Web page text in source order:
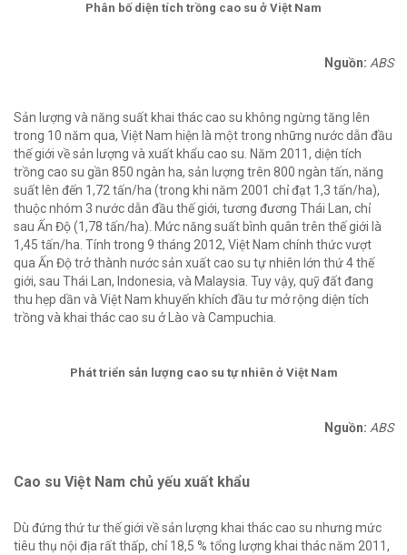
Phân bố diện tích trồng cao su ở Việt Nam
Nguồn: ABS
Sản lượng và năng suất khai thác cao su không ngừng tăng lên
trong 10 năm qua, Việt Nam hiện là một trong những nước dẫn đầu
thế giới về sản lượng và xuất khẩu cao su. Năm 2011, diện tích
trồng cao su gần 850 ngàn ha, sản lượng trên 800 ngàn tấn, năng
suất lên đến 1,72 tấn/ha (trong khi năm 2001 chỉ đạt 1,3 tấn/ha),
thuộc nhóm 3 nước dẫn đầu thế giới, tương đương Thái Lan, chỉ
sau Ấn Độ (1,78 tấn/ha). Mức năng suất bình quân trên thế giới là
1,45 tấn/ha. Tính trong 9 tháng 2012, Việt Nam chính thức vượt
qua Ấn Độ trở thành nước sản xuất cao su tự nhiên lớn thứ 4 thế
giới, sau Thái Lan, Indonesia, và Malaysia. Tuy vậy, quỹ đất đang
thu hẹp dần và Việt Nam khuyến khích đầu tư mở rộng diện tích
trồng và khai thác cao su ở Lào và Campuchia.
Phát triển sản lượng cao su tự nhiên ở Việt Nam
Nguồn: ABS
Cao su Việt Nam chủ yếu xuất khẩu
Dù đứng thứ tư thế giới về sản lượng khai thác cao su nhưng mức
tiêu thụ nội địa rất thấp, chỉ 18,5 % tổng lượng khai thác năm 2011,